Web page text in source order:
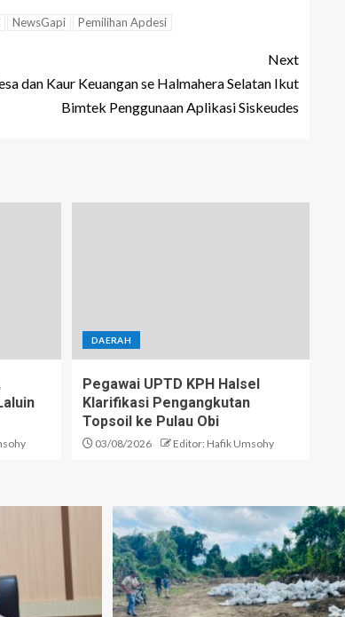
NewsGapi Pemilihan Apdesi
Next
dan Kaur Keuangan se Halmahera Selatan Ikut
Bimtek Penggunaan Aplikasi Siskeudes
DAERAH
Pegawai UPTD KPH Halsel
Klarifikasi Pengangkutan
Topsoil ke Pulau Obi
03/08/2026 Editor: Hafik Umsohy